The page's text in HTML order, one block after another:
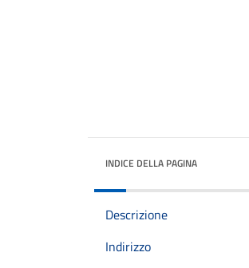
INDICE DELLA PAGINA
Descrizione
Indirizzo